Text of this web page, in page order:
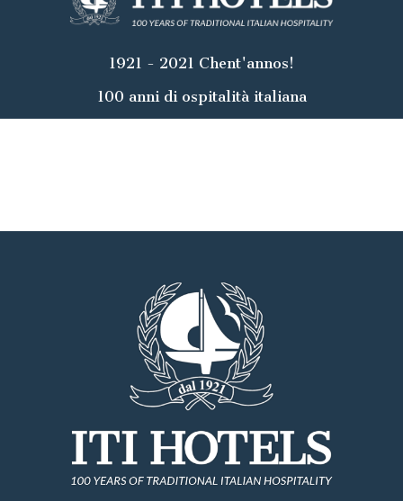
1921 - 2021 Chent'annos!
100 anni di ospitalità italiana